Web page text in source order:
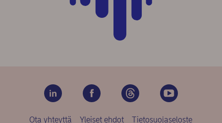
Ota yhteyttä Yleiset ehdot Tietosuojaseloste